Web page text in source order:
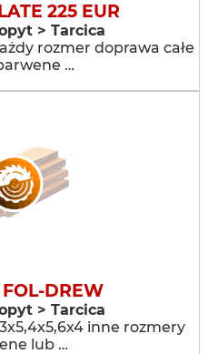
225 EUR
> Tarcica
rozmer doprawa całe
…
DREW
> Tarcica
inne rozmery
lub …